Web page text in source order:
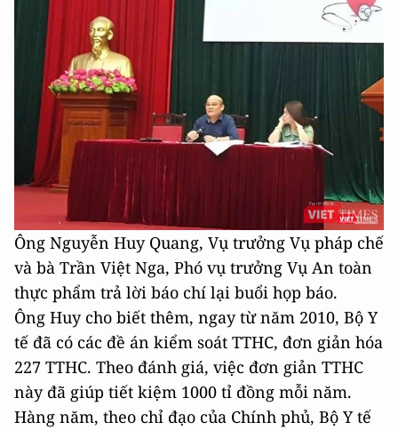
Ông Nguyễn Huy Quang, Vụ trưởng Vụ pháp chế
và bà Trần Việt Nga, Phó vụ trưởng Vụ An toàn
thực phẩm trả lời báo chí lại buổi họp báo.
Ông Huy cho biết thêm, ngay từ năm 2010, Bộ Y
tế đã có các đề án kiểm soát TTHC, đơn giản hóa
227 TTHC. Theo đánh giá, việc đơn giản TTHC
này đã giúp tiết kiệm 1000 tỉ đồng mỗi năm.
Hàng năm, theo chỉ đạo của Chính phủ, Bộ Y tế